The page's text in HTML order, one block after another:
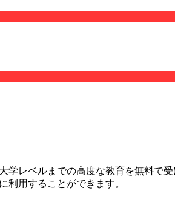
学レベルまでの高度な教育を無料で
利用することができます。